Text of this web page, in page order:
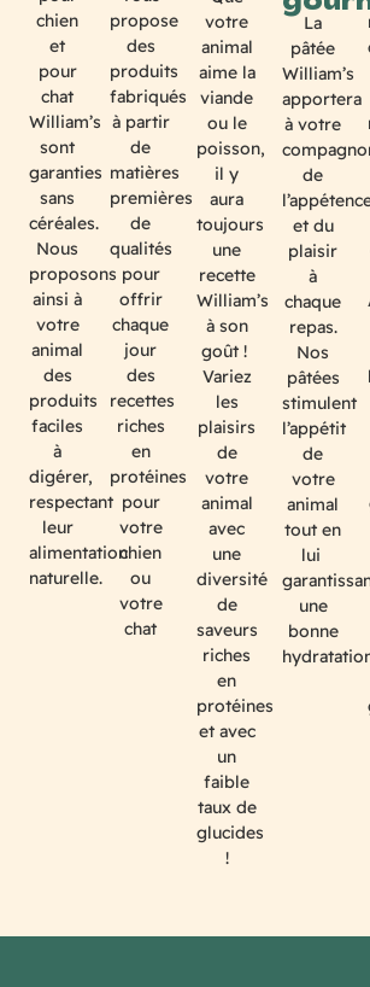
chien
et
pour
chat
William’s
sont
garanties
sans
céréales.
Nous
proposons
ainsi à
votre
animal
des
produits
faciles
à
digérer,
respectant
leur
alimentation
naturelle.
propose
des
produits
fabriqués
à partir
de
matières
premières
de
qualités
pour
offrir
chaque
jour
des
recettes
riches
en
protéines
pour
votre
chien
ou
votre
chat
votre
animal
aime la
viande
ou le
poisson,
il y
aura
toujours
une
recette
William’s
à son
goût !
Variez
les
plaisirs
de
votre
animal
avec
une
diversité
de
saveurs
riches
en
protéines
et avec
un
faible
taux de
glucides
!
La
pâtée
William’s
apportera
à votre
de
et du
plaisir
à
chaque
repas.
Nos
pâtées
stimulent
l’appétit
de
votre
animal
tout en
lui
une
bonne